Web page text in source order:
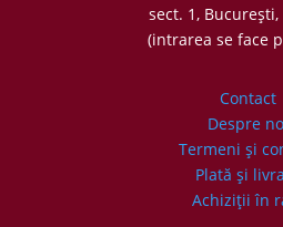
sect. 1, Bucureşti,
(intrarea se face
Contact
Despre
Termeni şi
Plată şi
Achiziţii în